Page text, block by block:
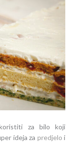
za bilo koji
ideja za predjelo i